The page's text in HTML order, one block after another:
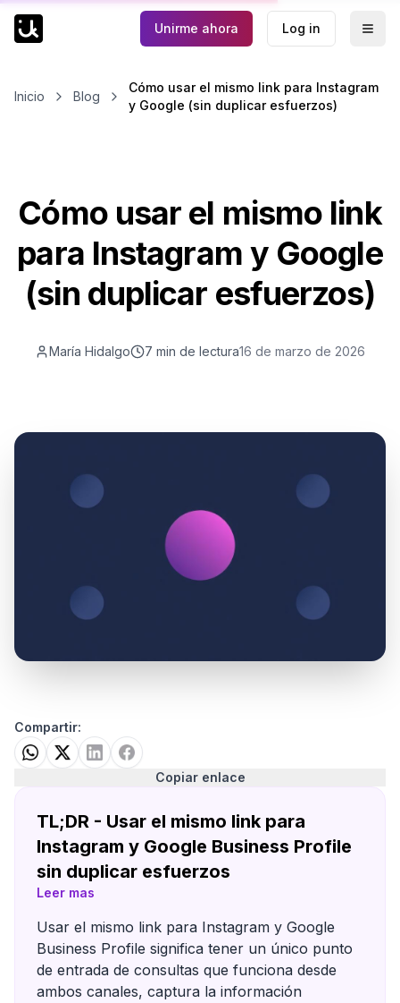
Unirme ahora Log in
Inicio Blog
Cómo usar el mismo link para Instagram
y Google (sin duplicar esfuerzos)
Cómo usar el mismo link
para Instagram y Google
(sin duplicar esfuerzos)
María Hidalgo 7 min de lectura16 de marzo de 2026
Compartir:
Copiar enlace
TL;DR - Usar el mismo link para
Instagram y Google Business Profile
sin duplicar esfuerzos
Leer mas
Usar el mismo link para Instagram y Google
Business Profile significa tener un único punto
de entrada de consultas que funciona desde
ambos canales, captura la información